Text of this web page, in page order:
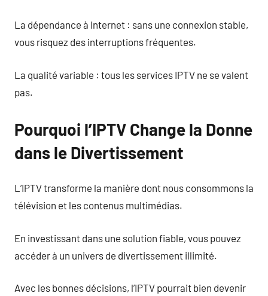
La dépendance à Internet : sans une connexion stable,
vous risquez des interruptions fréquentes.
La qualité variable : tous les services IPTV ne se valent
pas.
Pourquoi l’IPTV Change la Donne
dans le Divertissement
L’IPTV transforme la manière dont nous consommons la
télévision et les contenus multimédias.
En investissant dans une solution fiable, vous pouvez
accéder à un univers de divertissement illimité.
Avec les bonnes décisions, l’IPTV pourrait bien devenir